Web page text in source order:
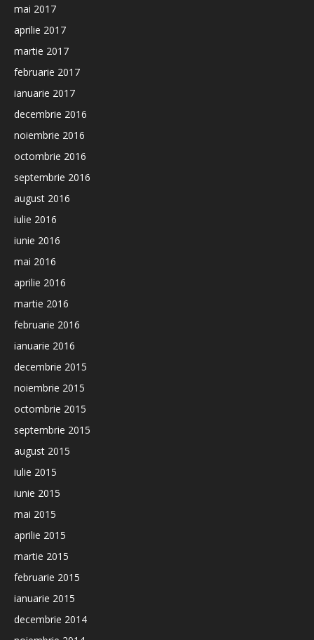
mai 2017
aprilie 2017
martie 2017
februarie 2017
ianuarie 2017
decembrie 2016
noiembrie 2016
octombrie 2016
septembrie 2016
august 2016
iulie 2016
iunie 2016
mai 2016
aprilie 2016
martie 2016
februarie 2016
ianuarie 2016
decembrie 2015
noiembrie 2015
octombrie 2015
septembrie 2015
august 2015
iulie 2015
iunie 2015
mai 2015
aprilie 2015
martie 2015
februarie 2015
ianuarie 2015
decembrie 2014